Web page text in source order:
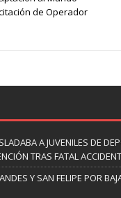
de Operador
A JUVENILES DE
TRAS FATAL
Y SAN FELIPE POR